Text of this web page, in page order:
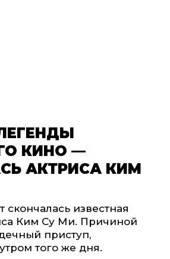
КИНО —
АКТРИСА КИМ
скончалась известная
Ким Су Ми. Причиной
приступ,
того же дня.